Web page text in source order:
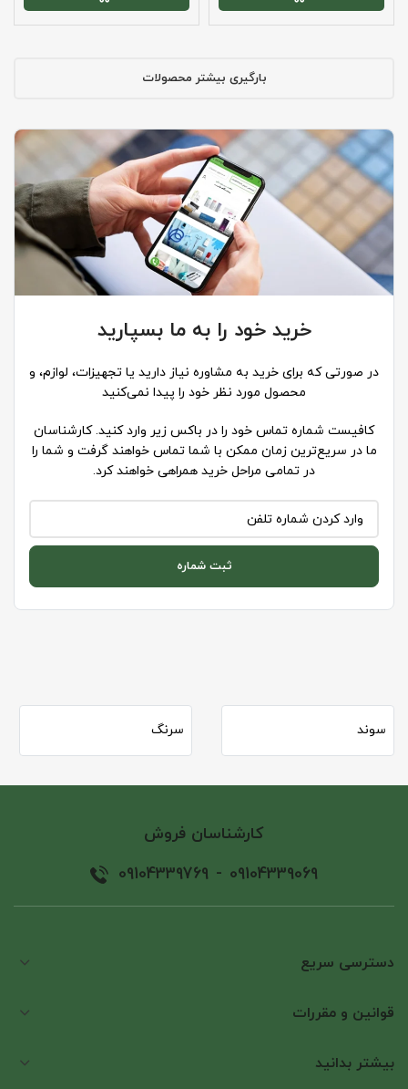
بارگیری بیشتر محصولات
خرید خود را به ما بسپارید
در صورتی که برای خرید به مشاوره نیاز دارید یا تجهیزات، لوازم، و
محصول مورد نظر خود را پیدا نمی‌کنید
کافیست شماره تماس خود را در باکس زیر وارد کنید. کارشناسان
ما در سریع‌ترین زمان ممکن با شما تماس خواهند گرفت و شما را
در تمامی مراحل خرید همراهی خواهند کرد.
ثبت شماره
سوند سرنگ
کارشناسان فروش
09104339069
-
09104339769
دسترسی سریع
قوانین و مقررات
بیشتر بدانید